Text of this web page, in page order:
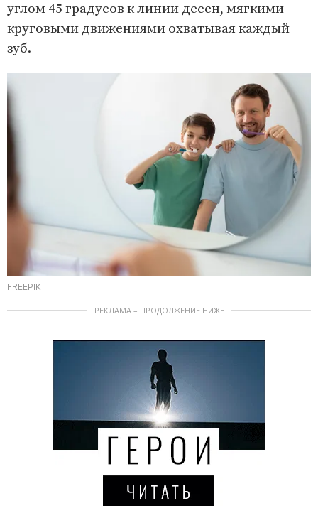
углом 45 градусов к линии десен, мягкими
круговыми движениями охватывая каждый
зуб.
FREEPIK
РЕКЛАМА – ПРОДОЛЖЕНИЕ НИЖЕ